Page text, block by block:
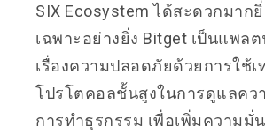
SIX Ecosystem ได้สะดวกมาก
เฉพาะอย่างยิ่ง Bitget เป็นแพล
เรื่องความปลอดภัยด้วยการใช้
โปรโตคอลชั้นสูงในการดูแลคว
การทำธุรกรรม เพื่อเพิ่มความมั่